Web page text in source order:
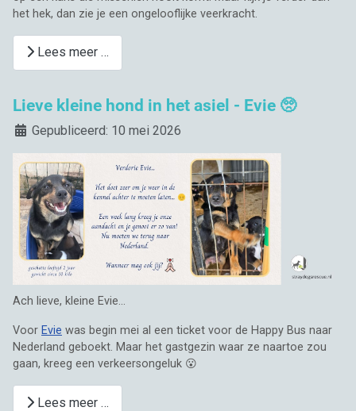
het hek, dan zie je een ongelooflijke veerkracht.
Lees meer …
Lieve kleine hond in het asiel - Evie 🥺
DetailsGepubliceerd: 10 mei 2026
Ach lieve, kleine Evie...
Voor Evie was begin mei al een ticket voor de Happy Bus naar
Nederland geboekt. Maar het gastgezin waar ze naartoe zou
gaan, kreeg een verkeersongeluk 😮
Lees meer …